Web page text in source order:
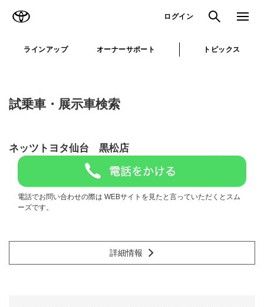
ログイン 検索 メニュ
ラインアップ オーナーサポート トピックス
試乗車・展示車検索
ネッツトヨタ仙台 黒松店
電話でお問い合わせの際は WEBサイトを見たと言っていただくとスム
ーズです。
詳細情報